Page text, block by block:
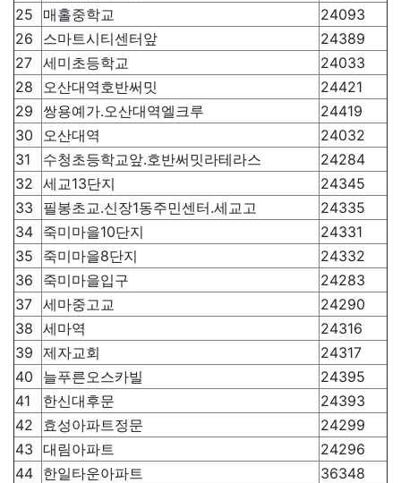
25
매홀중학교
24093
26
스마트시티센터앞
24389
27 세미초등학교
24033
28
오산대역호반써밋
24421
29
쌍용예가.오산대역엘크루
24419
30
오산대역
24032
31
수청초등학교앞.호반써밋라테라스
24284
32 세교13단지
24345
33
필봉초교.신장1동주민센터.세교고
24335
34 죽미마을10단지
24331
35
죽미마을8단지
24332
36
죽미마을입구
24283
37 세마중고교
24290
38 세마역
24316
39 제자교회
24317
40
늘푸른오스카빌
24395
41
한신대후문
24393
42
효성아파트정문
24299
43 대림아파트
24296
44 한일타운아파트
36348